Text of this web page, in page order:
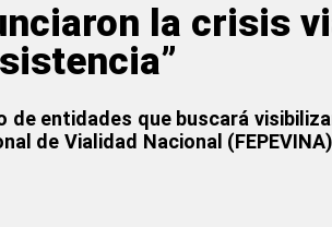
la crisis
de entidades que buscará
de Vialidad Nacional